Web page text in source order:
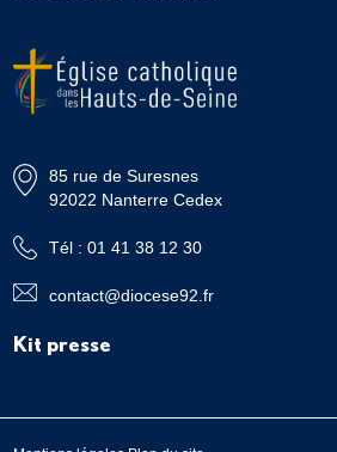
85 rue de Suresnes
92022 Nanterre Cedex
Tél : 01 41 38 12 30
contact@diocese92.fr
Kit presse